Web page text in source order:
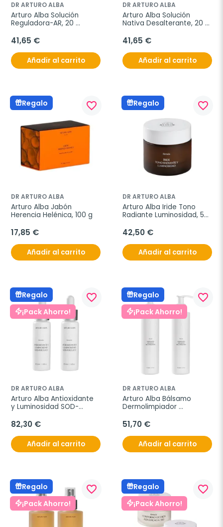
DR ARTURO ALBA
Arturo Alba Solución
Reguladora-AR, 20
41,65 €
Añadir al carrito
DR ARTURO ALBA
Arturo Alba Solución
Nativa Desalterante, 20
41,65 €
Añadir al carrito
Regalo favorite_border
DR ARTURO ALBA
Arturo Alba Jabón
Herencia Helénica, 100 g
17,85 €
Añadir al carrito
Regalo favorite_border
DR ARTURO ALBA
Arturo Alba Iride Tono
Radiante Luminosidad, 50
42,50 €
Añadir al carrito
Regalo
¡Pack Ahorro!
favorite_border
DR ARTURO ALBA
Arturo Alba Antioxidante
y Luminosidad SOD-
2x30 ml
82,30 €
Añadir al carrito
Regalo
¡Pack Ahorro!
favorite_border
DR ARTURO ALBA
Arturo Alba Bálsamo
Dermolimpiador
Duplo 2x200 ml
51,70 €
Añadir al carrito
Regalo
¡Pack Ahorro!
favorite_border
Regalo
¡Pack Ahorro!
favorite_border